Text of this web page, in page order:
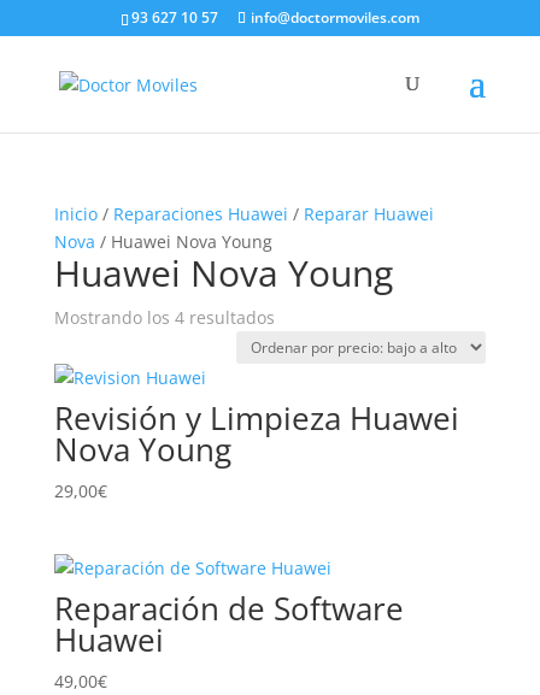
93 627 10 57 info@doctormoviles.com
Inicio/ Reparaciones Huawei / Reparar Huawei
Nova / Huawei Nova Young
Huawei Nova Young
Mostrando los 4 resultadosOrdenado
por
a
Revisión y Limpieza Huawei
Nova Young
29,00€
Reparación de Software
Huawei
49,00€